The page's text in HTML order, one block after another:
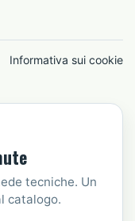
Informativa sui cookie
tecniche. Un
catalogo.